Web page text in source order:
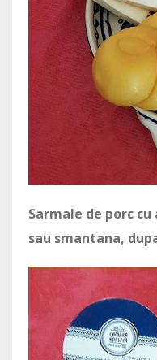
Sarmale de porc
sau smantana,